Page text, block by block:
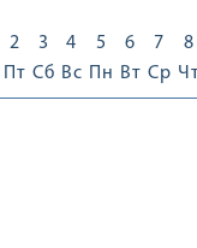
2
Пт
3
Сб
4
Вс
5
Пн
6
Вт
7
Ср
8